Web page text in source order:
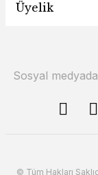
Üyelik
Sosyal
© Tüm Hakları